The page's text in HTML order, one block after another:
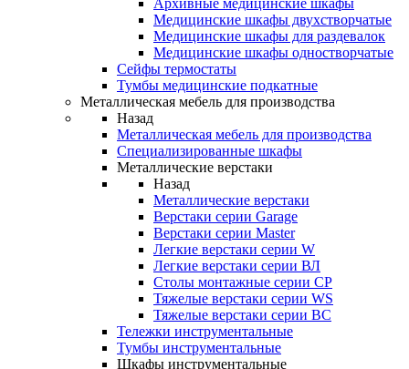
Архивные медицинские шкафы
Медицинские шкафы двухстворчатые
Медицинские шкафы для раздевалок
Медицинские шкафы одностворчатые
Сейфы термостаты
Тумбы медицинские подкатные
Металлическая мебель для производства
Назад
Металлическая мебель для производства
Cпециализированные шкафы
Металлические верстаки
Назад
Металлические верстаки
Верстаки серии Garage
Верстаки серии Master
Легкие верстаки серии W
Легкие верстаки серии ВЛ
Столы монтажные серии СР
Тяжелые верстаки серии WS
Тяжелые верстаки серии ВС
Тележки инструментальные
Тумбы инструментальные
Шкафы инструментальные